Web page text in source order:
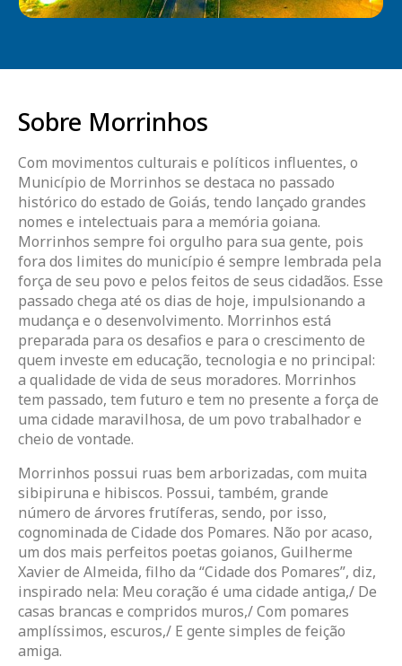
Sobre Morrinhos
Com movimentos culturais e políticos influentes, o
Município de Morrinhos se destaca no passado
histórico do estado de Goiás, tendo lançado grandes
nomes e intelectuais para a memória goiana.
Morrinhos sempre foi orgulho para sua gente, pois
fora dos limites do município é sempre lembrada pela
força de seu povo e pelos feitos de seus cidadãos. Esse
passado chega até os dias de hoje, impulsionando a
mudança e o desenvolvimento. Morrinhos está
preparada para os desafios e para o crescimento de
quem investe em educação, tecnologia e no principal:
a qualidade de vida de seus moradores. Morrinhos
tem passado, tem futuro e tem no presente a força de
uma cidade maravilhosa, de um povo trabalhador e
cheio de vontade.
Morrinhos possui ruas bem arborizadas, com muita
sibipiruna e hibiscos. Possui, também, grande
número de árvores frutíferas, sendo, por isso,
cognominada de Cidade dos Pomares. Não por acaso,
um dos mais perfeitos poetas goianos, Guilherme
Xavier de Almeida, filho da “Cidade dos Pomares”, diz,
inspirado nela: Meu coração é uma cidade antiga,/ De
casas brancas e compridos muros,/ Com pomares
amplíssimos, escuros,/ E gente simples de feição
amiga.